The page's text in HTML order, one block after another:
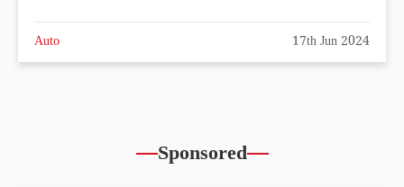
Auto 17th Jun 2024
Sponsored